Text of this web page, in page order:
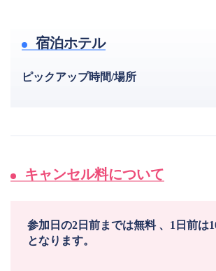
宿泊ホテル
ピックアップ時間/場所
キャンセル料について
参加日の2日前までは無料 、1日前は
となります。